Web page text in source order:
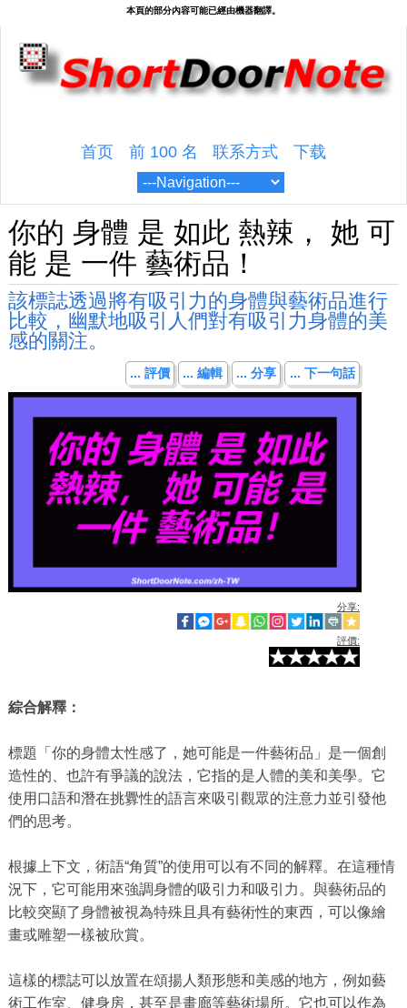
首页 前 100 名 联系方式 下载
你的 身體 是 如此 熱辣， 她 可
能 是 一件 藝術品！
該標誌透過將有吸引力的身體與藝術品進行
比較，幽默地吸引人們對有吸引力身體的美
感的關注。
... 評價 ... 編輯 ... 分享 ... 下一句話
分享:
評價:
綜合解釋：
標題「你的身體太性感了，她可能是一件藝術品」是一個創
造性的、也許有爭議的說法，它指的是人體的美和美學。它
使用口語和潛在挑釁性的語言來吸引觀眾的注意力並引發他
們的思考。
根據上下文，術語“角質”的使用可以有不同的解釋。在這種情
況下，它可能用來強調身體的吸引力和吸引力。與藝術品的
比較突顯了身體被視為特殊且具有藝術性的東西，可以像繪
畫或雕塑一樣被欣賞。
這樣的標誌可以放置在頌揚人類形態和美感的地方，例如藝
術工作室、健身房，甚至是畫廊等藝術場所。它也可以作為